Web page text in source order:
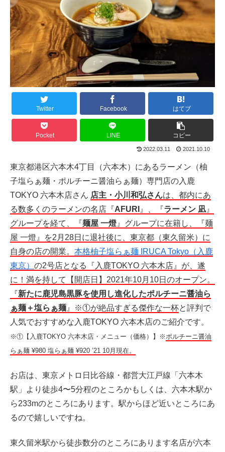
Twitter Facebook はてブ
Pocket LINE コピー
2022.03.11 2021.10.10
東京都港区六本木4丁目（六本木）にあるラーメン（柚
子塩らぁ麺・ポルチーニ醤油らぁ麺）専門店の入鹿
TOKYO 六本木店さん 店主・小川和弘さんは、都内にあ
る数多くのラーメンの名店『AFURI 』、『ラーメン 凪 』
グループを経て、『麺屋 一燈』グループに在籍し、『麺
屋 一燈』を2月28日に退社後に、東京都（東久留米）に
自身の店の開業。 本格柚子塩らぁ麺 IRUCA Tokyo（入鹿
東京） の2号店となる『入鹿TOKYO 六本木店』が、遂
に！満を持して【開店日】2021年10月10日のオープン。
『新たに鹿児島黒豚を使用し進化したポルチーニ醤油ら
ぁ麺＋塩らぁ麺 』※①が絶品すぎる傑作な一杯と評判で
人気でおすすめな入鹿TOKYO 六本木店のご紹介です。
※①【入鹿TOKYO 六本木店・メニュー（価格）】※ ポルチーニ醤油
らぁ麺 ¥980 塩らぁ麺 ¥920 ’21 10月現在。
お店は、東京メトロ日比谷線・都営大江戸線「六本木
駅」より徒歩4〜5分程のところかもしくは、六本木駅か
ら233mのところにあります。駅からほど近いところにあ
るので嬉しいですね。
東久留米駅から徒歩数分のところにあります名店が六本